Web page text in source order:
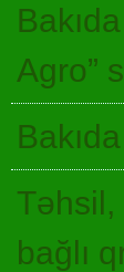
Agro”
bağlı